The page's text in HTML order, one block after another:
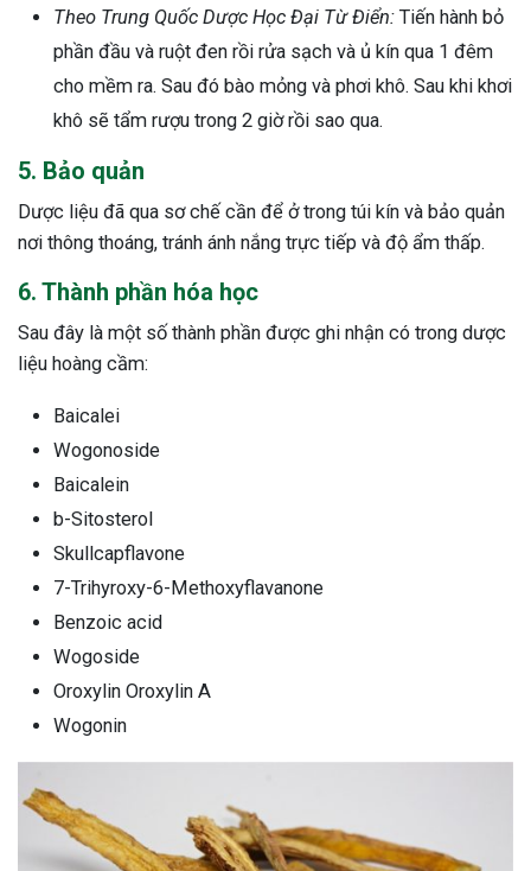
Theo Trung Quốc Dược Học Đại Từ Điển: Tiến hành bỏ
phần đầu và ruột đen rồi rửa sạch và ủ kín qua 1 đêm
cho mềm ra. Sau đó bào mỏng và phơi khô. Sau khi khơi
khô sẽ tẩm rượu trong 2 giờ rồi sao qua.
5. Bảo quản
Dược liệu đã qua sơ chế cần để ở trong túi kín và bảo quản
nơi thông thoáng, tránh ánh nắng trực tiếp và độ ẩm thấp.
6. Thành phần hóa học
Sau đây là một số thành phần được ghi nhận có trong dược
liệu hoàng cầm:
Baicalei
Wogonoside
Baicalein
b-Sitosterol
Skullcapflavone
7-Trihyroxy-6-Methoxyflavanone
Benzoic acid
Wogoside
Oroxylin Oroxylin A
Wogonin